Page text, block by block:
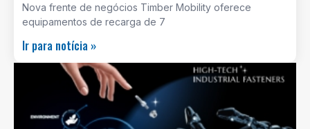
Nova frente de negócios Timber Mobility oferece
equipamentos de recarga de 7
Ir para notícia »